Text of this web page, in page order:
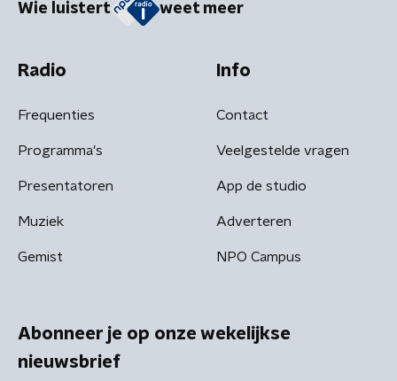
Wie luistert weet meer
Radio
Frequenties
Programma's
Presentatoren
Muziek
Gemist
Info
Contact
Veelgestelde vragen
App de studio
Adverteren
NPO Campus
Abonneer je op onze wekelijkse
nieuwsbrief